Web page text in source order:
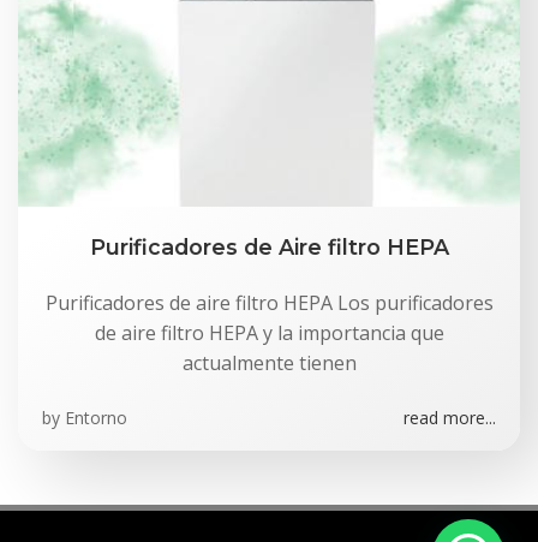
Purificadores de Aire filtro HEPA
Purificadores de aire filtro HEPA Los purificadores
de aire filtro HEPA y la importancia que
actualmente tienen
by Entorno read more...